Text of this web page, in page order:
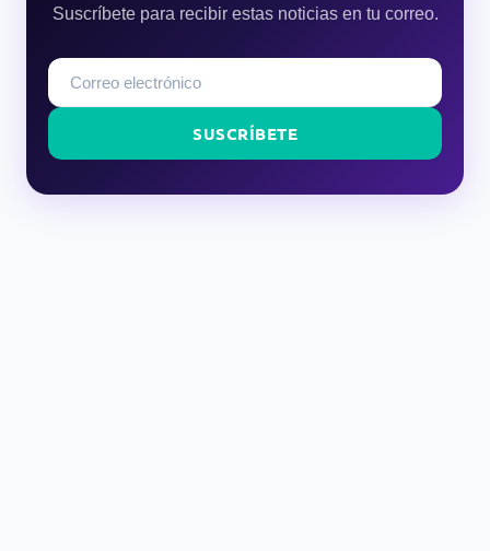
Suscríbete para recibir estas noticias en tu correo.
SUSCRÍBETE